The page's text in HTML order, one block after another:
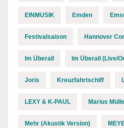
EINMUSIK Emden
Festivalsaison Hannover
Im Überall Im Überall (Live/
Joris Kreuzfahrtschiff
LEXY & K-PAUL Marius
Mehr (Akustik Version)